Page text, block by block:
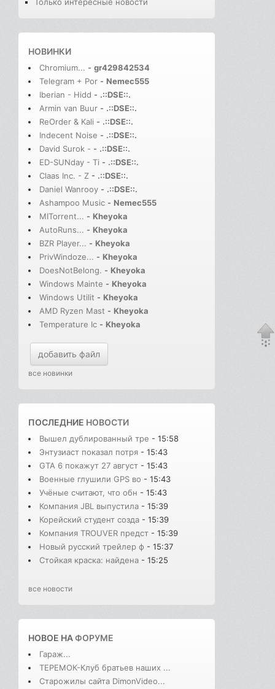
Только интересные новости
НОВИНКИ
Chromium... - gr429842534
Telegram + Por - Nemec555
Iberian - Hidd - .::DSE::.
Armin van Buur - .::DSE::.
ReOrder & Kali - .::DSE::.
Indecent Noise - .::DSE::.
David Surok - - .::DSE::.
ED-SUNday - Ti - .::DSE::.
Claas Inc. - Z - .::DSE::.
Daniel Wanrooy - .::DSE::.
Ashampoo Music - Nemec555
MITorrent... - Kheyoka
AutoRuns... - Kheyoka
BZR Player... - Kheyoka
PrivWindoze... - Kheyoka
DoesNotBelong. - Kheyoka
Windows Mainte - Kheyoka
Windows Utilit - Kheyoka
AMD Ryzen Mast - Kheyoka
Temperature Ic - Kheyoka
добавить файл
все новинки
ПОСЛЕДНИЕ НОВОСТИ
Вышел дублированный тре - 15:58
Энтузиаст показал потря - 15:43
GTA 6 покажут 27 август - 15:43
Военные глушили GPS во - 15:43
Учёные считают, что обн - 15:43
Компания JBL выпустила - 15:39
Корейский студент созда - 15:39
Компания TROUVER предст - 15:39
Новый русский трейлер ф - 15:37
Стойкая краска: найдена - 15:25
все новости
НОВОЕ НАФОРУМЕ
Гараж...
ТЕРЕМОК-Клуб братьев наших ...
Старожилы сайта DimonVideo...